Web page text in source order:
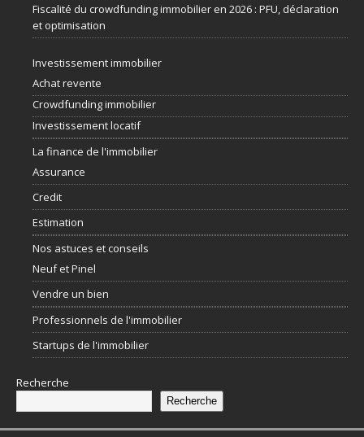
Fiscalité du crowdfunding immobilier en 2026 : PFU, déclaration
et optimisation
Investissement immobilier
Achat revente
Crowdfunding immobilier
Investissement locatif
La finance de l'immobilier
Assurance
Credit
Estimation
Nos astuces et conseils
Neuf et Pinel
Vendre un bien
Professionnels de l'immobilier
Startups de l'immobilier
Recherche
Recherche